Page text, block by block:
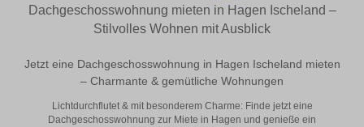
Dachgeschosswohnung mieten in Hagen Ischeland –
Stilvolles Wohnen mit Ausblick
Jetzt eine Dachgeschosswohnung in Hagen Ischeland mieten
– Charmante & gemütliche Wohnungen
Lichtdurchflutet & mit besonderem Charme: Finde jetzt eine
Dachgeschosswohnung zur Miete in Hagen und genieße ein